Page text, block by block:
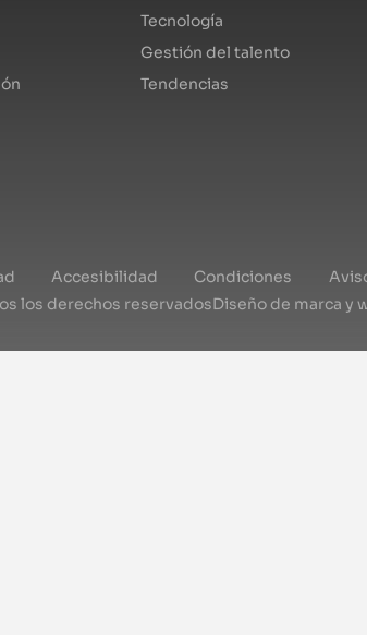
Tecnología
Gestión del talento
Tendencias
Accesibilidad Condiciones
los derechos reservadosDiseño de marca y